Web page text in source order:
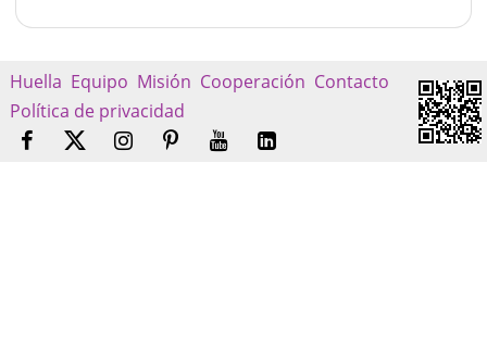
Huella Equipo Misión Cooperación Contacto
Política de privacidad